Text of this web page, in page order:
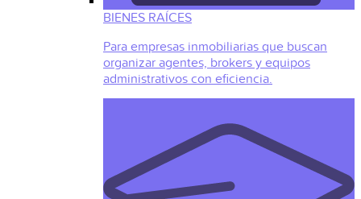
BIENES RAÍCES
Para empresas inmobiliarias que buscan
organizar agentes, brokers y equipos
administrativos con eficiencia.